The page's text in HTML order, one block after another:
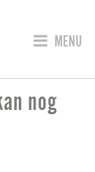
SPRING
MENU
KAN NOG
nog